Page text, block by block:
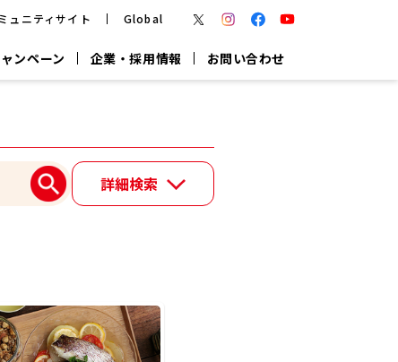
ュニティサイト Global
ンペーン 企業・採用情報 お問い合わせ
だし粉
ヤマキの
割烹白だし
ターン制
詳細検索